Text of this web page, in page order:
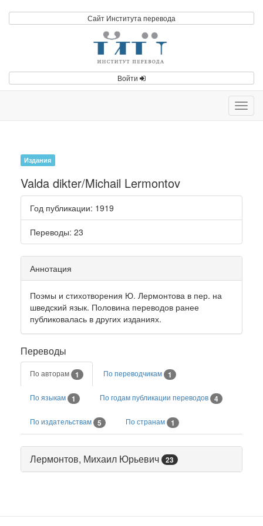
Сайт Института перевода
Войти
Издания
Valda dikter/Michail Lermontov
Год публикации: 1919
Переводы: 23
Аннотация
Поэмы и стихотворения Ю. Лермонтова в пер. на
шведский язык. Половина переводов ранее
публиковалась в других изданиях.
Переводы
По авторам 1 По переводчикам 1
По языкам 1 По годам публикации переводов 4
По издательствам 5 По странам 1
Лермонтов, Михаил Юрьевич 23